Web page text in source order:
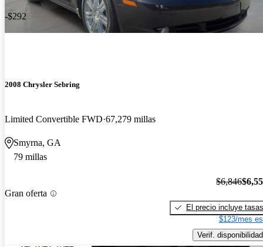
-$292
2008 Chrysler Sebring
Limited Convertible FWD 67,279 millas
Smyrna, GA
79 millas
Gran oferta
$6,846
El precio incluye tasas
$123/mes
Verif. disponibilidad